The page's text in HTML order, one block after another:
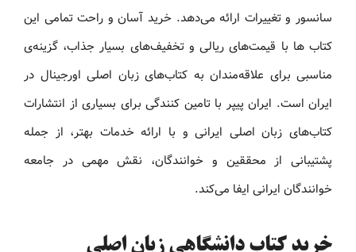
سانسور و تغییرات ارائه می‌دهد. خرید آسان و راحت تمامی این
کتاب ها با قیمت‌های ریالی و تخفیف‌های بسیار جذاب، گزینه‌ی
مناسبی برای علاقه‌مندان به کتاب‌های زبان اصلی اورجینال در
ایران است. ایران پیپر با تامین کنندگی برای بسیاری از انتشارات
کتاب‌های زبان اصلی ایرانی و با ارائه خدمات بهتر، از جمله
پشتیبانی از محققین و خوانندگان، نقش مهمی در جامعه
خوانندگان ایرانی ایفا می‌کند.
خرید کتاب دانشگاهی زبان اصلی